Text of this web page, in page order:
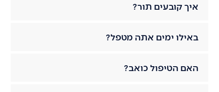
איך קובעים תור?
באילו ימים אתה מטפל?
האם הטיפול כואב?